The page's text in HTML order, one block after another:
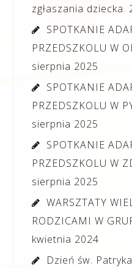
zgłaszania dziecka.
SPOTKANIE
PRZEDSZKOLU W
sierpnia 2025
SPOTKANIE
PRZEDSZKOLU W
sierpnia 2025
SPOTKANIE
PRZEDSZKOLU W
sierpnia 2025
WARSZTATY
RODZICAMI W
kwietnia 2024
Dzień św.